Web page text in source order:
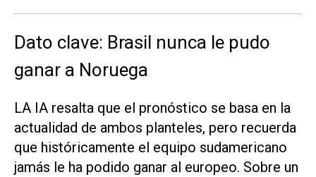
Dato clave: Brasil nunca le pudo
ganar a Noruega
LA IA resalta que el pronóstico se basa en la
actualidad de ambos planteles, pero recuerda
que históricamente el equipo sudamericano
jamás le ha podido ganar al europeo. Sobre un